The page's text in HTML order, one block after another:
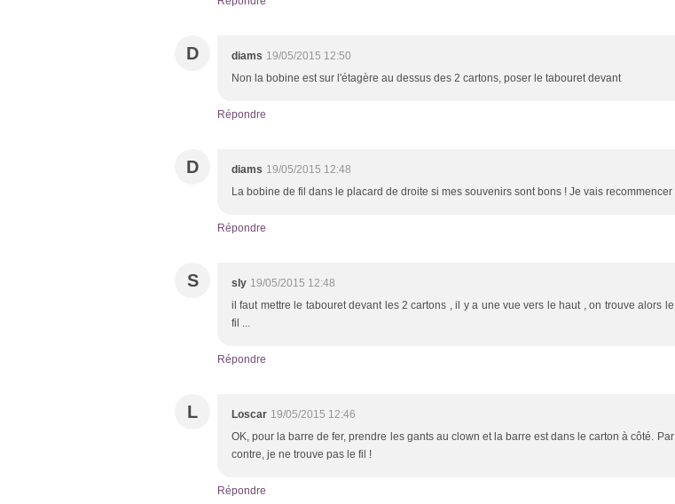
D diams 19/05/2015 12:50
Non la bobine est sur l'étagère au dessus des 2 cartons, poser le tabouret devant
Répondre
D diams 19/05/2015 12:48
La bobine de fil dans le placard de droite si mes souvenirs sont bons ! Je vais recommencer
Répondre
S sly 19/05/2015 12:48
il faut mettre le tabouret devant les 2 cartons , il y a une vue vers le haut , on trouve alors le
fil ...
Répondre
L Loscar 19/05/2015 12:46
OK, pour la barre de fer, prendre les gants au clown et la barre est dans le carton à côté. Par
contre, je ne trouve pas le fil !
Répondre